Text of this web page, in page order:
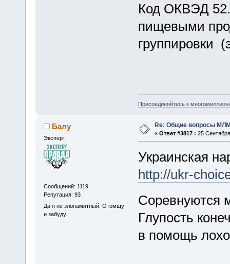
Код ОКВЭД
пищевыми
группировки
Присоединяйтесь к
Балу
Эксперт
Сообщений: 1119
Репутация: 93
Да я не злопамятный. Отомщу
и забуду.
Re: Общие вопросы
« Ответ #3817 : 25
Украинская
http://ukr-
Соревнуются
Глупость
в помощь